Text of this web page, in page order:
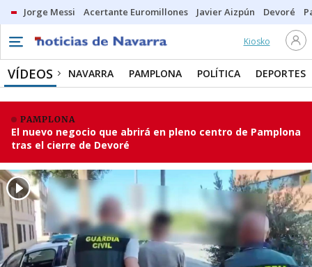
Jorge Messi Acertante Euromillones Javier Aizpún Devoré
Kiosko
VÍDEOS NAVARRA PAMPLONA POLÍTICA DEPORTES
PAMPLONA
El nuevo negocio que abrirá en pleno centro de Pamplona
tras el cierre de Devoré